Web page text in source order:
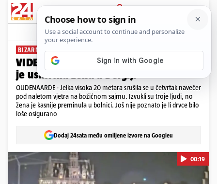
PRIJAVA
News Komentari
BIZARNA TRAGEDIJA
VIDEO Kamere snimile pad jelke koja
je usmrtila ženu u Belgiji
OUDENAARDE - Jelka visoka 20 metara srušila se u četvrtak navečer
pod naletom vjetra na božićnom sajmu. Izvukli su troje ljudi, no
žena je kasnije preminula u bolnici. Još nije poznato je li drvce bilo
loše osigurano
Dodaj 24sata među omiljene izvore na Googleu
00:19